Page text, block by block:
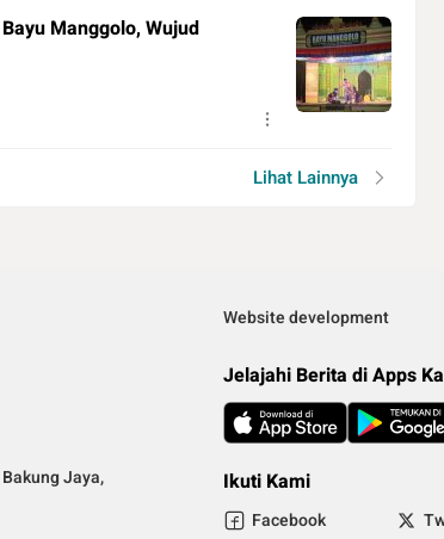
Manggolo, Wujud
Lihat Lainnya
Jaya,
Website development
Jelajahi Berita di Apps
Ikuti Kami
Facebook